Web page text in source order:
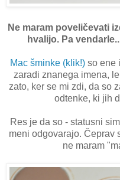
Ne maram poveličevati
hvalijo. Pa
Mac šminke (klik!) so ene
zaradi znanega imena,
zato, ker se mi zdi, da so
odtenke, ki jih
Res je da so - statusni
meni odgovarajo. Čeprav
ne maram